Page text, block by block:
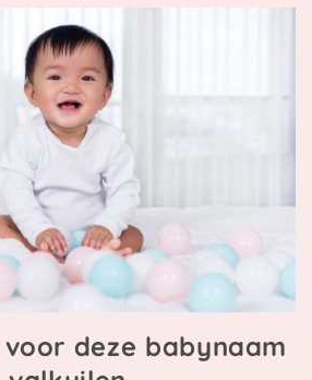
voor deze babynaam